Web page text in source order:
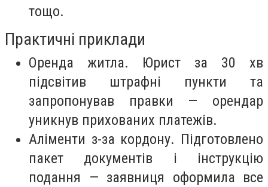
тощо.
Практичні приклади
Оренда житла. Юрист за 30 хв
підсвітив штрафні пункти та
запропонував правки — орендар
уникнув прихованих платежів.
Аліменти з-за кордону. Підготовлено
пакет документів і інструкцію
подання — заявниця оформила все